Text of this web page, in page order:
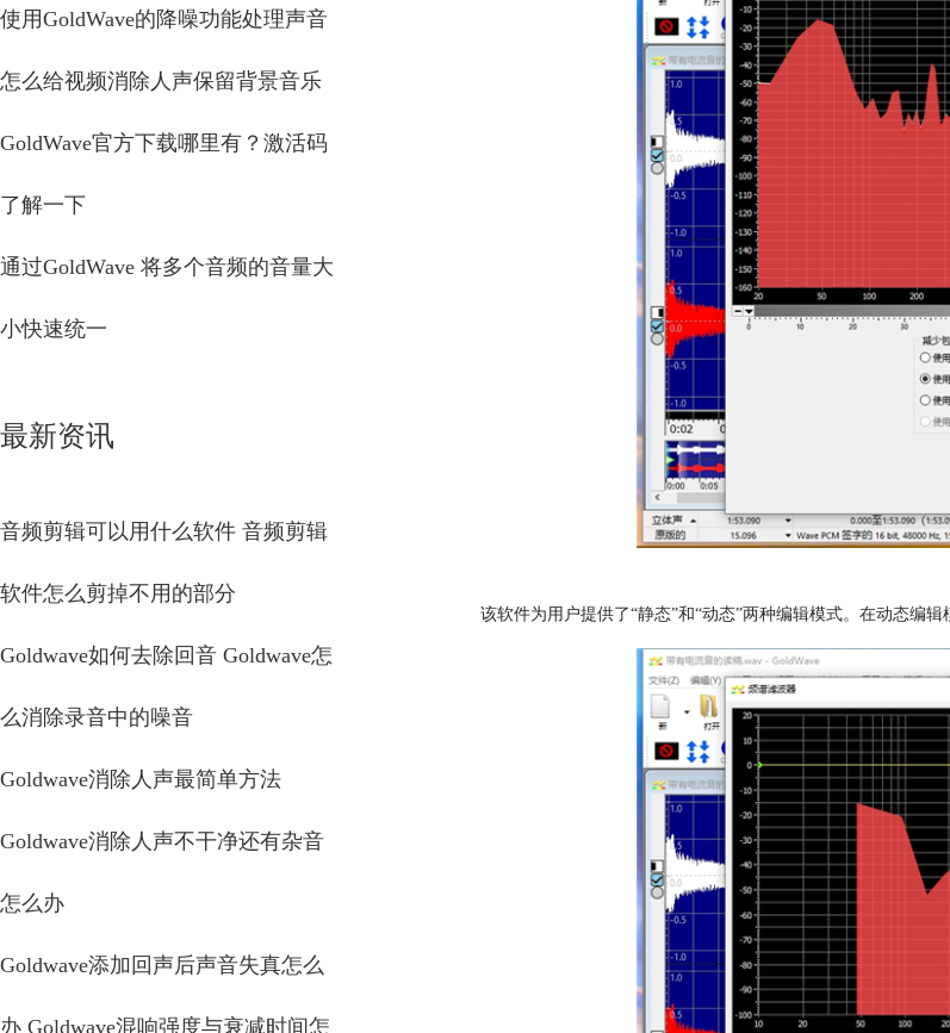
使用GoldWave的降噪功能处理声音
怎么给视频消除人声保留背景音乐
GoldWave官方下载哪里有？激活码
了解一下
通过GoldWave 将多个音频的音量大
小快速统一
最新资讯
音频剪辑可以用什么软件 音频剪辑
软件怎么剪掉不用的部分
Goldwave如何去除回音 Goldwave怎
么消除录音中的噪音
Goldwave消除人声最简单方法
Goldwave消除人声不干净还有杂音
怎么办
Goldwave添加回声后声音失真怎么
办 Goldwave混响强度与衰减时间怎
该软件为用户提供了“静态”和“动态”两种编辑模式。在动态编